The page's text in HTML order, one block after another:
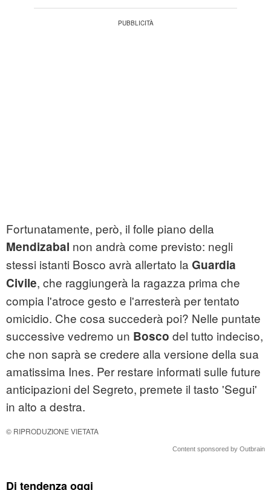
Fortunatamente, però, il folle piano della
Mendizabal non andrà come previsto: negli
stessi istanti Bosco avrà allertato la Guardia
Civile, che raggiungerà la ragazza prima che
compia l'atroce gesto e l'arresterà per tentato
omicidio. Che cosa succederà poi? Nelle puntate
successive vedremo un Bosco del tutto indeciso,
che non saprà se credere alla versione della sua
amatissima Ines. Per restare informati sulle future
anticipazioni del Segreto, premete il tasto 'Segui'
in alto a destra.
© RIPRODUZIONE VIETATA
Content sponsored by Outbrain
Di tendenza oggi